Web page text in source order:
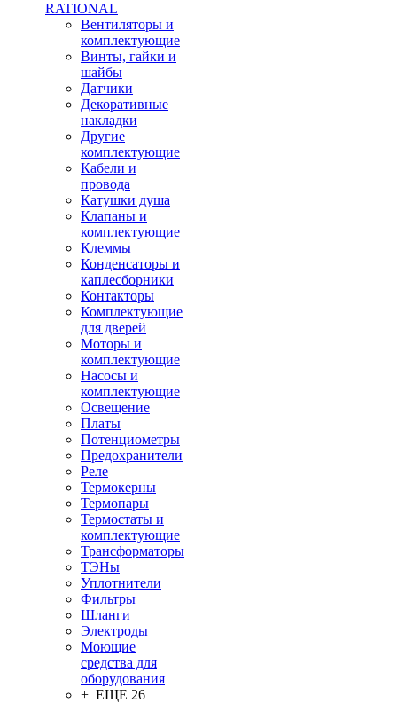
RATIONAL
Вентиляторы и
комплектующие
Винты, гайки и
шайбы
Датчики
Декоративные
накладки
Другие
комплектующие
Кабели и
провода
Катушки душа
Клапаны и
комплектующие
Клеммы
Конденсаторы и
каплесборники
Контакторы
Комплектующие
для дверей
Моторы и
комплектующие
Насосы и
комплектующие
Освещение
Платы
Потенциометры
Предохранители
Реле
Термокерны
Термопары
Термостаты и
комплектующие
Трансформаторы
ТЭНы
Уплотнители
Фильтры
Шланги
Электроды
Моющие
средства для
оборудования
+ ЕЩЕ 26